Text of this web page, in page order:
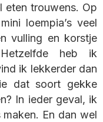
eten trouwens. Op
loempia’s veel
vulling en korstje
heb ik
ik lekkerder dan
dat soort gekke
In ieder geval, ik
En dan wel